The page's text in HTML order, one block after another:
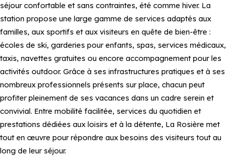
séjour confortable et sans contraintes, été comme hiver. La
station propose une large gamme de services adaptés aux
familles, aux sportifs et aux visiteurs en quête de bien-être :
écoles de ski, garderies pour enfants, spas, services médicaux,
taxis, navettes gratuites ou encore accompagnement pour les
activités outdoor. Grâce à ses infrastructures pratiques et à ses
nombreux professionnels présents sur place, chacun peut
profiter pleinement de ses vacances dans un cadre serein et
convivial. Entre mobilité facilitée, services du quotidien et
prestations dédiées aux loisirs et à la détente, La Rosière met
tout en œuvre pour répondre aux besoins des visiteurs tout au
long de leur séjour.